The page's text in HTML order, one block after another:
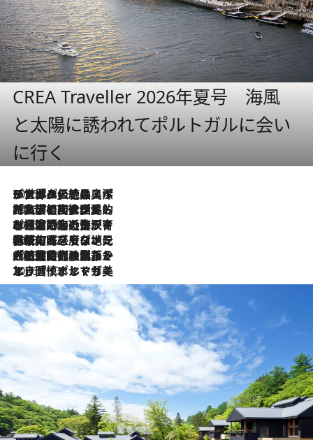
CREA Traveller 2026年夏号 海風
と太陽に誘われてポルトガルに会い
に行く
2026.8.8
リスボンの絶品スイーツ「パステル・デ・ナタ」とは？ポルトガル伝統の奥深い世界へ
2026.7.27
「私の祖国はポルトガル語です」国民的詩人フェルナンド・ペソアと、彼が愛した文学の街を歩く
2026.7.26
ポルトガル近海が育む極上の海の幸。キリリと冷えた白ワインと愉しむ、シーフード専門店の贅沢
2026.7.22
伝統の味をモダンに昇華。高感度な地元客が集う、リスボンの最旬ガストロノミー
2026.7.21
大航海時代の栄華から、震災、独裁、そして革命へ。ポルトガル・首都リスボンの石畳に刻まれた「歴史の光と影」
2026.7.13
エッセイ・ヤマザキマリ「慎ましくも美しき国 ポルトガル」